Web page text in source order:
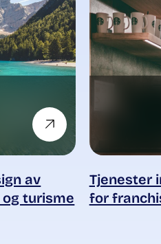
av
turisme
Tjenester
for